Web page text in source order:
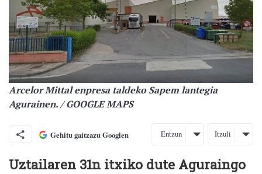
Arcelor Mittal enpresa taldeko Sapem lantegia
Agurainen. / GOOGLE MAPS
Gehitu gaitzazu Googlen Entzun Itzuli
Uztailaren 31n itxiko dute Aguraingo